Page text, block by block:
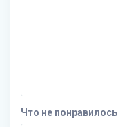
Что не понравилось